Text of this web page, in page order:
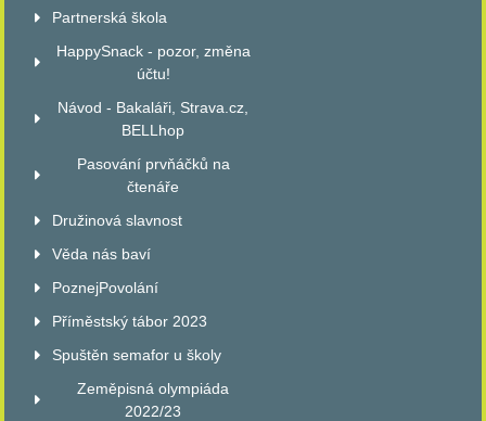
Partnerská škola
HappySnack - pozor, změna
účtu!
Návod - Bakaláři, Strava.cz,
BELLhop
Pasování prvňáčků na
čtenáře
Družinová slavnost
Věda nás baví
PoznejPovolání
Příměstský tábor 2023
Spuštěn semafor u školy
Zeměpisná olympiáda
2022/23